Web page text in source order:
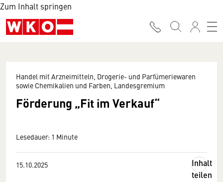
Zum Inhalt springen
Handel mit Arzneimitteln, Drogerie- und Parfümeriewaren
sowie Chemikalien und Farben, Landesgremium
Förderung „Fit im Verkauf“
Lesedauer: 1 Minute
15.10.2025
Inhalt
teilen